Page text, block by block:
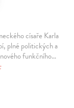
císaře Karla
plné politických a
funkčního…